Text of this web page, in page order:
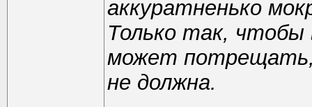
аккуратненько
Только так, чтобы
может
не должна.